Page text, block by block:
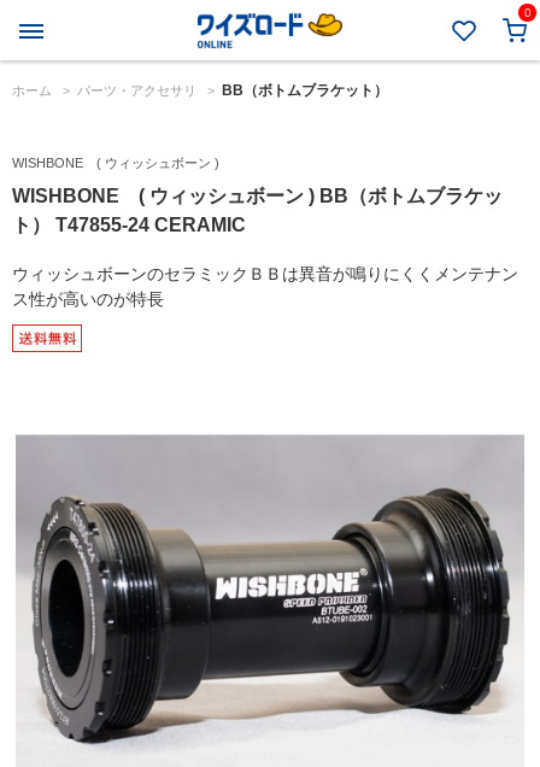
0
ホーム > パーツ・アクセサリ > BB（ボトムブラケット）
WISHBONE ( ウィッシュボーン )
WISHBONE ( ウィッシュボーン ) BB（ボトムブラケッ
ト） T47855-24 CERAMIC
ウィッシュボーンのセラミックＢＢは異音が鳴りにくくメンテナン
ス性が高いのが特長